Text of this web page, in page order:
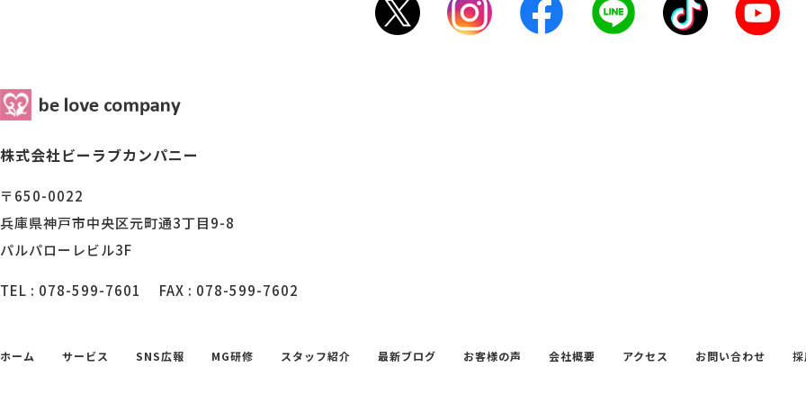
株式会社ビーラブカンパニー
〒650-0022
兵庫県神戸市中央区元町通3丁目9-8
パルパローレビル3F
TEL : 078-599-7601 FAX : 078-599-7602
ホーム サービス SNS広報 MG研修 スタッフ紹介 最新ブログ お客様の声 会社概要 アクセス お問い合わせ